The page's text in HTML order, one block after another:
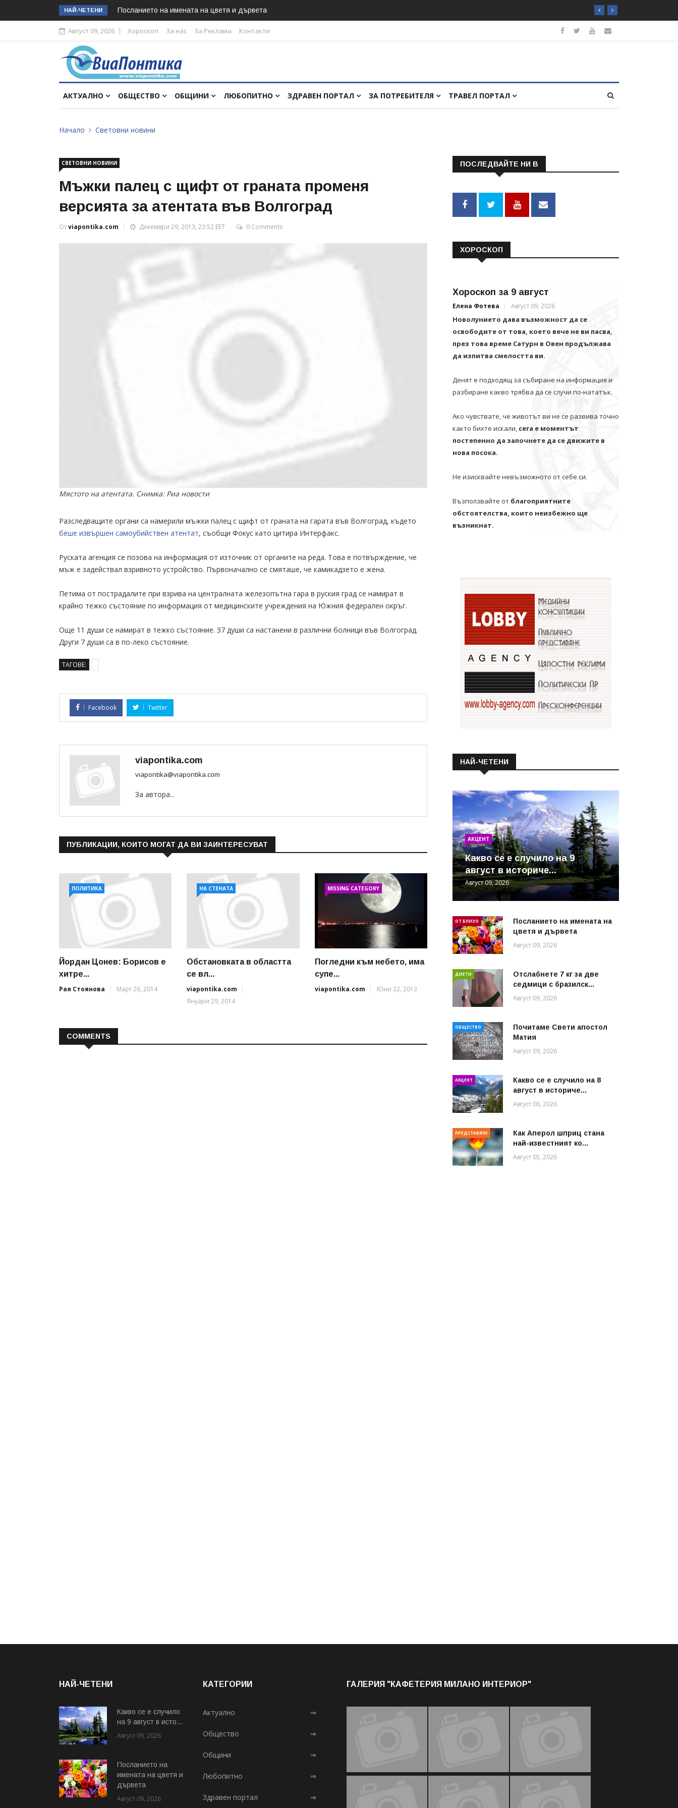
НАЙ-ЧЕТЕНИ Посланието на имената на цветя и дървета
Август 09, 2026 Хороскоп За нас За Реклама Контакти
АКТУАЛНО ОБЩЕСТВО ОБЩИНИ ЛЮБОПИТНО ЗДРАВЕН ПОРТАЛ ЗА ПОТРЕБИТЕЛЯ ТРАВЕЛ ПОРТАЛ
Начало Световни новини
СВЕТОВНИ НОВИНИ
Мъжки палец с щифт от граната променя
версията за атентата във Волгоград
Отviapontika.com Декември 29, 2013, 23:52 EET 0 Comments
Мястото на атентата. Снимка: Риа новости
Разследващите органи са намерили мъжки палец с щифт от граната на гарата във Волгоград, където
беше извършен самоубийствен атентат, съобщи Фокус като цитира Интерфакс.
Руската агенция се позова на информация от източник от органите на реда. Това е потвърждение, че
мъж е задействал взривното устройство. Първоначално се смяташе, че камикадзето е жена.
Петима от пострадалите при взрива на централната железопътна гара в руския град се намират в
крайно тежко състояние по информация от медицинските учреждения на Южния федерален окръг.
Още 11 души се намират в тежко състояние. З7 души са настанени в различни болници във Волгоград.
Други 7 души са в по-леко състояние.
ТАГОВЕ:
Facebook Twitter
viapontika.com
viapontika@viapontika.com
За автора...
ПУБЛИКАЦИИ, КОИТО МОГАТ ДА ВИ ЗАИНТЕРЕСУВАТ
ПОЛИТИКА
Йордан Цонев: Борисов е
хитре...
Рая Стоянова
Март 26, 2014
НА СТЕНАТА
Обстановката в областта
се вл...
viapontika.com
Януари 29, 2014
MISSING CATEGORY
Погледни към небето, има
супе...
viapontika.com
Юни 22, 2013
COMMENTS
ПОСЛЕДВАЙТЕ НИ В
ХОРОСКОП
Хороскоп за 9 август
Елена Фотева Август 09, 2026
Новолунието дава възможност да се
освободите от това, което вече не ви пасва,
през това време Сатурн в Овен продължава
да изпитва смелостта ви.
Денят е подходящ за събиране на информация и
разбиране какво трябва да се случи по-нататък.
Ако чувствате, че животът ви не се развива точно
както бихте искали, сега е моментът
постепенно да започнете да се движите в
нова посока.
Не изисквайте невъзможното от себе си.
Възползвайте от благоприятните
обстоятелства, които неизбежно ще
възникнат.
НАЙ-ЧЕТЕНИ
АКЦЕНТ
Какво се е случило на 9
август в историче...
Август 09, 2026
ОТ БЛИЗО
Посланието на имената на
цветя и дървета
Август 09, 2026
ДИЕТИ
Отслабнете 7 кг за две
седмици с бразилск...
Август 09, 2026
ОБЩЕСТВО
Почитаме Свети апостол
Матия
Август 09, 2026
АКЦЕНТ
Какво се е случило на 8
август в историче...
Август 08, 2026
ПРЕДСТАВЯНЕ
Как Аперол шприц стана
най-известният ко...
Август 05, 2026
НАЙ-ЧЕТЕНИ
Какво се е случило
на 9 август в исто...
Август 09, 2026
Посланието на
имената на цветя и
дървета
Август 09, 2026
КАТЕГОРИИ
Актуално ⇒
Общество ⇒
Общини ⇒
Любопитно ⇒
Здравен портал ⇒
ГАЛЕРИЯ "КАФЕТЕРИЯ МИЛАНО ИНТЕРИОР"